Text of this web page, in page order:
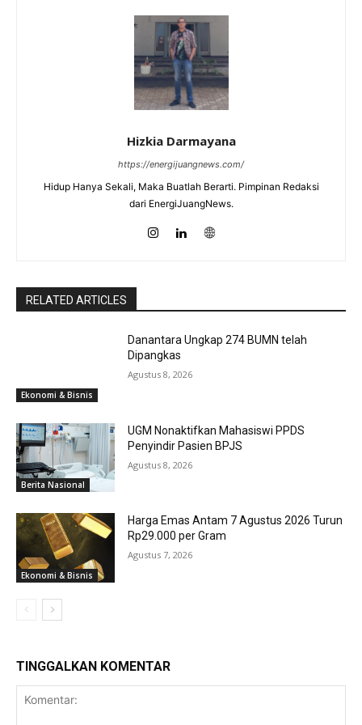
Hizkia Darmayana
https://energijuangnews.com/
Hidup Hanya Sekali, Maka Buatlah Berarti. Pimpinan Redaksi
dari EnergiJuangNews.
RELATED ARTICLES
Ekonomi & Bisnis
Danantara Ungkap 274 BUMN telah
Dipangkas
Agustus 8, 2026
Berita Nasional
UGM Nonaktifkan Mahasiswi PPDS
Penyindir Pasien BPJS
Agustus 8, 2026
Ekonomi & Bisnis
Harga Emas Antam 7 Agustus 2026 Turun
Rp29.000 per Gram
Agustus 7, 2026
TINGGALKAN KOMENTAR